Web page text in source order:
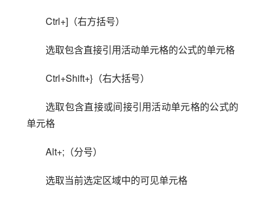
Ctrl+]（右方括号）
选取包含直接引用活动单元格的公式的单元格
Ctrl+Shift+}（右大括号）
选取包含直接或间接引用活动单元格的公式的
单元格
Alt+;（分号）
选取当前选定区域中的可见单元格